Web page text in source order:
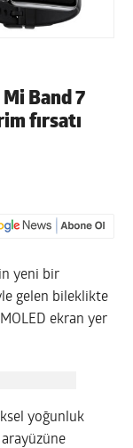
Band 7
fırsatı
yeni bir
gelen bileklikte
ekran yer
yoğunluk